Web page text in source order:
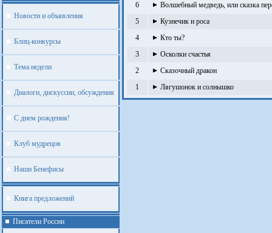
Новости и объявления
Блиц-конкурсы
Тема недели
Диалоги, дискуссии, обсуждения
С днем рождения!
Клуб мудрецов
Наши Бенефисы
Книга предложений
Писатели России
6
Волшебный медведь, или сказка
5
Кузнечик и роса
4
Кто ты?
3
Осколки счастья
2
Сказочный дракон
1
Лягушонок и солнышко